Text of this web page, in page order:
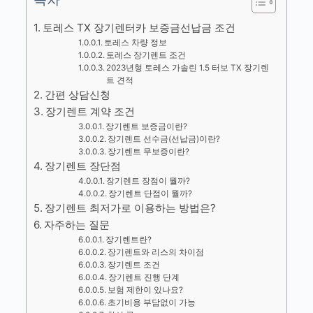
토레스 TX 장기렌터카 보증금선납금 조건
토레스 차량 정보
토레스 장기렌트 조건
2023년형 토레스 가솔린 1.5 터보 TX 장기렌
트 견적
간편 상담신청
장기렌트 계약 조건
장기렌트 보증금이란?
장기렌트 선수금(선납금)이란?
장기렌트 무보증이란?
장기렌트 장단점
장기렌트 장점이 뭘까?
장기렌트 단점이 뭘까?
장기렌트 최저가로 이용하는 방법은?
자주하는 질문
장기렌트란?
장기렌트와 리스의 차이점
장기렌트 조건
장기렌트 진행 단계
보험 제한이 있나요?
초기비용 부담없이 가능